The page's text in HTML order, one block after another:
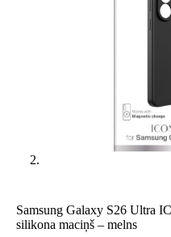
Samsung Galaxy S26 Ultra
silikona maciņš – melns